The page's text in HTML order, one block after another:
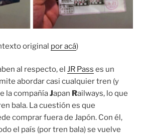
original por acá)
al respecto, el JR Pass es un
abordar casi cualquier tren (y
la compañíaJapan Railways, lo que
bala. La cuestión es que
comprar fuera de Japón. Con él,
el país (por tren bala) se vuelve